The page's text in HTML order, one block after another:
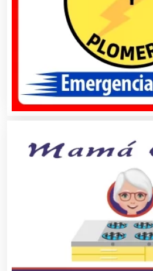
Centros Turísticos
Cibercafés
Clínicas de Belleza
Clínicas de Rehabilitación
Clínicas y Hospitales
Clubes Deportivos